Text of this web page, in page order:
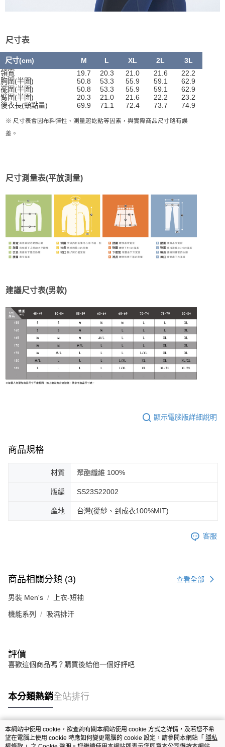
尺寸表
尺寸(cm) M L XL 2L
3L
領寬
19.7 20.3 21.0 21.6
22.2
胸圍(半圍)
50.8 53.3 55.9 59.1
62.9
襬圍(半圍)
50.8 53.3 55.9 59.1
62.9
臂圍(半圍)
20.3 21.0 21.6 22.2
23.2
後衣長(頸點量)
69.9 71.1 72.4 73.7 74.9
※ 尺寸表會因布料彈性、測量起訖點等因素，與實際商品尺寸略有誤
差。
尺寸測量表(平放測量)
建議尺寸表(男款)
顯示電腦版詳細說明
商品規格
材質 聚酯纖維 100%
版編 SS23S22002
產地 台灣(從紗、到成衣100%MIT)
客服
商品相關分類 (3) 查看全部
男裝 Men's 上衣-短袖
機能系列 吸濕排汗
評價
喜歡這個商品嗎？購買後給他一個好評吧
本分類熱銷全站排行
熱門標籤
本網站中使用 cookie，欲查詢有關本網站使用 cookie 方式之詳情，及若您不希
望在電腦上使用 cookie 時應如何變更電腦的 cookie 設定，請參閱本網站「 隱私